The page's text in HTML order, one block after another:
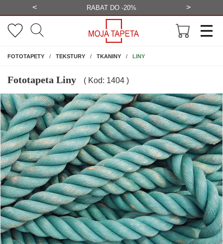
< BEZPŁATNA WIZUALIZACJA >
FOTOTAPETYNA ŚCIANĘ
TEKSTURY TKANINY LINY
Fototapeta Liny ( Kod: 1404 )